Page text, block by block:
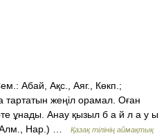
Абай, Ақс., Аяг., Көкп.;
жеңіл орамал. Оған
ұнады. Анау қызыл б а й л а у ы
Нар.) …
Қазақ тілінің аймақтық